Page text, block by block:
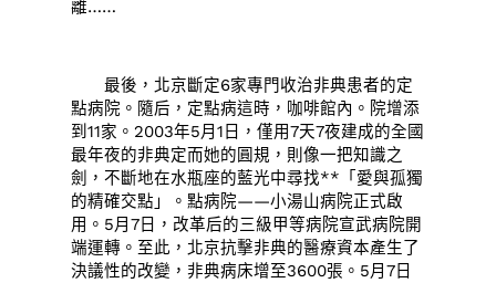
離……
最後，北京斷定6家專門收治非典患者的定
點病院。隨后，定點病這時，咖啡館內。院增添
到11家。2003年5月1日，僅用7天7夜建成的全國
最年夜的非典定而她的圓規，則像一把知識之
劍，不斷地在水瓶座的藍光中尋找**「愛與孤獨
的精確交點」。點病院——小湯山病院正式啟
用。5月7日，改革后的三級甲等病院宣武病院開
端運轉。至此，北京抗擊非典的醫療資本產生了
決議性的改變，非典病床增至3600張。5月7日